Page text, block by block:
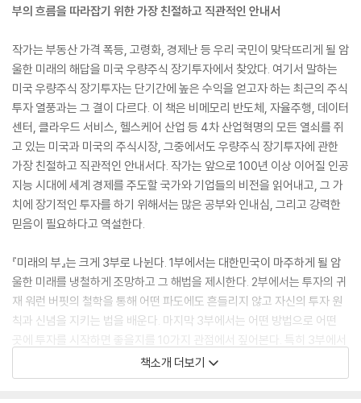
부의 흐름을 따라잡기 위한 가장 친절하고 직관적인 안내서
작가는 부동산 가격 폭등, 고령화, 경제난 등 우리 국민이 맞닥뜨리게 될 암
울한 미래의 해답을 미국 우량주식 장기투자에서 찾았다. 여기서 말하는
미국 우량주식 장기투자는 단기간에 높은 수익을 얻고자 하는 최근의 주식
투자 열풍과는 그 결이 다르다. 이 책은 비메모리 반도체, 자율주행, 데이터
센터, 클라우드 서비스, 헬스케어 산업 등 4차 산업혁명의 모든 열쇠를 쥐
고 있는 미국과 미국의 주식시장, 그중에서도 우량주식 장기투자에 관한
가장 친절하고 직관적인 안내서다. 작가는 앞으로 100년 이상 이어질 인공
지능 시대에 세계 경제를 주도할 국가와 기업들의 비전을 읽어내고, 그 가
치에 장기적인 투자를 하기 위해서는 많은 공부와 인내심, 그리고 강력한
믿음이 필요하다고 역설한다.
『미래의 부』는 크게 3부로 나뉜다. 1부에서는 대한민국이 마주하게 될 암
울한 미래를 냉철하게 조망하고 그 해법을 제시한다. 2부에서는 투자의 귀
재 워런 버핏의 철학을 통해 어떤 파도에도 흔들리지 않고 자신의 투자 원
칙과 신념을 지키는 법을 배운다. 마지막 3부에서는 어떤 방법으로 어떤
곳에 투자를 시작하면 좋을지를 10가지 관점에서 짚어본다. 특히 3부에서
펼쳐지는 ‘미래의 부’에 관한 10가지 정보는 앞으로 우리 삶의 존엄성을 지
키기 위해 지금 당장 시작해야 할 최소한의 경제 지식이자 행동 강령이다.
책소개 더보기